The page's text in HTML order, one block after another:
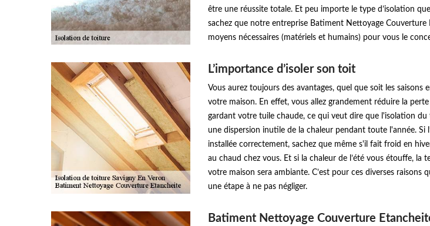
être une réussite totale. Et peu importe le type d’isolation
sachez que notre entreprise Batiment Nettoyage Couverture
moyens nécessaires (matériels et humains) pour vous le
L’importance d’isoler son toit
Vous aurez toujours des avantages, quel que soit les saisons
votre maison. En effet, vous allez grandement réduire la
gardant votre tuile chaude, ce qui veut dire que l'isolation
une dispersion inutile de la chaleur pendant toute l'année. Si
installée correctement, sachez que même s'il fait froid en
au chaud chez vous. Et si la chaleur de l’été vous étouffe, la
votre maison sera ambiante. C’est pour ces diverses raisons
une étape à ne pas négliger.
Batiment Nettoyage Couverture